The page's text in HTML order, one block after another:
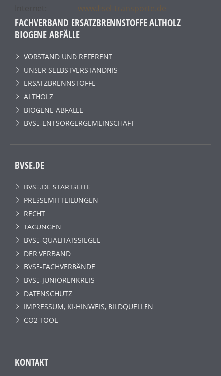
www.fisel-transporte.de
FACHVERBAND ERSATZBRENNSTOFFE ALTHOLZ
BIOGENE ABFÄLLE
VORSTAND UND REFERENT
UNSER SELBSTVERSTÄNDNIS
ERSATZBRENNSTOFFE
ALTHOLZ
BIOGENE ABFÄLLE
BVSE-ENTSORGERGEMEINSCHAFT
BVSE.DE
BVSE.DE STARTSEITE
PRESSEMITTEILUNGEN
RECHT
TAGUNGEN
BVSE-QUALITÄTSSIEGEL
DER VERBAND
BVSE-FACHVERBÄNDE
BVSE-JUNIORENKREIS
DATENSCHUTZ
IMPRESSUM, KI-HINWEIS, BILDQUELLEN
CO2-TOOL
KONTAKT